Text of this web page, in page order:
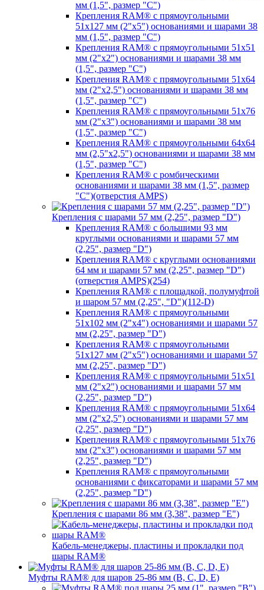
мм (1,5", размер "C")
Крепления RAM® с прямоугольными
51х127 мм (2"х5") основаниями и шарами 38
мм (1,5", размер "C")
Крепления RAM® с прямоугольными 51х51
мм (2"х2") основаниями и шарами 38 мм
(1,5", размер "C")
Крепления RAM® с прямоугольными 51х64
мм (2"х2,5") основаниями и шарами 38 мм
(1,5", размер "C")
Крепления RAM® с прямоугольными 51х76
мм (2"х3") основаниями и шарами 38 мм
(1,5", размер "C")
Крепления RAM® с прямоугольными 64х64
мм (2,5"х2,5") основаниями и шарами 38 мм
(1,5", размер "C")
Крепления RAM® с ромбическими
основаниями и шарами 38 мм (1,5", размер
"C")(отверстия AMPS)
Крепления с шарами 57 мм (2,25", размер "D")
Крепления RAM® с большими 93 мм
круглыми основаниями и шарами 57 мм
(2,25", размер "D")
Крепления RAM® с круглыми основаниями
64 мм и шарами 57 мм (2,25", размер "D")
(отверстия AMPS)(254)
Крепления RAM® с площадкой, полумуфтой
и шаром 57 мм (2,25", "D")(112-D)
Крепления RAM® с прямоугольными
51х102 мм (2"х4") основаниями и шарами 57
мм (2,25", размер "D")
Крепления RAM® с прямоугольными
51х127 мм (2"х5") основаниями и шарами 57
мм (2,25", размер "D")
Крепления RAM® с прямоугольными 51х51
мм (2"х2") основаниями и шарами 57 мм
(2,25", размер "D")
Крепления RAM® с прямоугольными 51х64
мм (2"х2,5") основаниями и шарами 57 мм
(2,25", размер "D")
Крепления RAM® с прямоугольными 51х76
мм (2"х3") основаниями и шарами 57 мм
(2,25", размер "D")
Крепления RAM® с прямоугольными
основаниями с фиксаторами и шарами 57 мм
(2,25", размер "D")
Крепления с шарами 86 мм (3,38", размер "E")
Кабель-менеджеры, пластины и прокладки под
шары RAM®
Муфты RAM® для шаров 25-86 мм (B, C, D, E)